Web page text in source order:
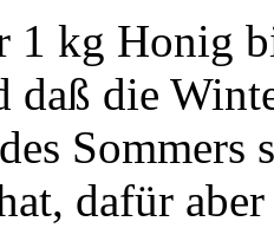
1 kg Honig
daß die
Sommers
dafür